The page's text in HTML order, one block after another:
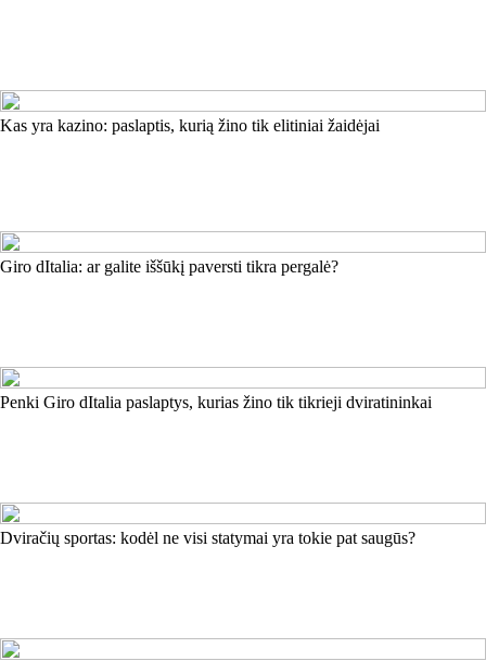
Kas yra kazino: paslaptis, kurią žino tik elitiniai žaidėjai
Giro dItalia: ar galite iššūkį paversti tikra pergalė?
Penki Giro dItalia paslaptys, kurias žino tik tikrieji dviratininkai
Dviračių sportas: kodėl ne visi statymai yra tokie pat saugūs?